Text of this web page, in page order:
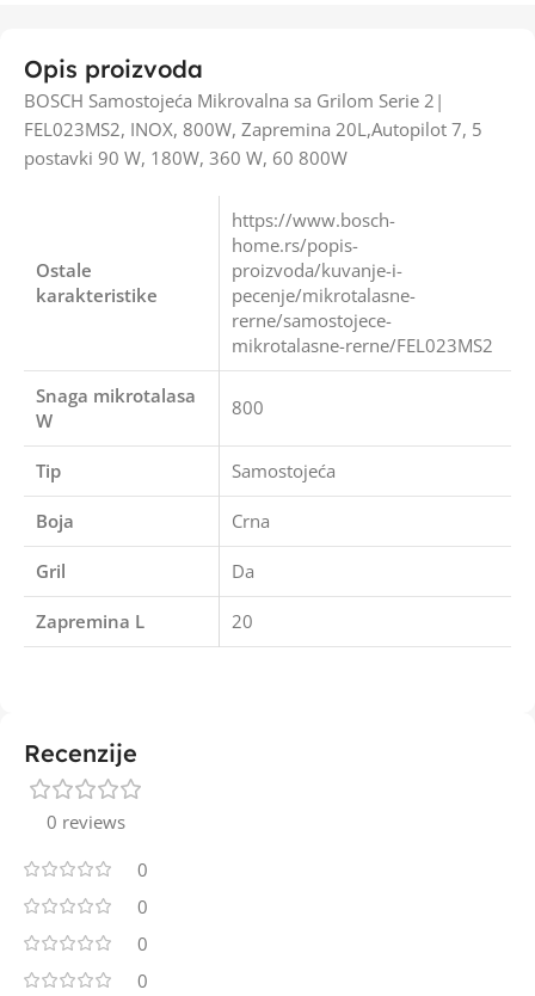
Opis proizvoda
BOSCH Samostojeća Mikrovalna sa Grilom Serie 2|
FEL023MS2, INOX, 800W, Zapremina 20L,Autopilot 7, 5
postavki 90 W, 180W, 360 W, 60 800W
Ostale
karakteristike
https://www.bosch-
home.rs/popis-
proizvoda/kuvanje-i-
pecenje/mikrotalasne-
rerne/samostojece-
mikrotalasne-rerne/FEL023MS2
Snaga mikrotalasa
W
800
Tip Samostojeća
Boja Crna
Gril Da
Zapremina L 20
Recenzije
0 reviews
0
0
0
0